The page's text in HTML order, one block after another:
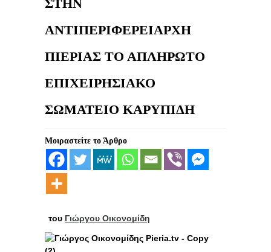
ΣΤΗΝ
ΑΝΤΙΠΕΡΙΦΕΡΕΙΑΡΧΗ
ΠΙΕΡΙΑΣ ΤΟ ΑΠΛΗΡΩΤΟ
ΕΠΙΧΕΙΡΗΣΙΑΚΟ
ΣΩΜΑΤΕΙΟ ΚΑΡΥΠΙΔΗ
Μοιραστείτε το Άρθρο
του Γιώργου Οικονομίδη